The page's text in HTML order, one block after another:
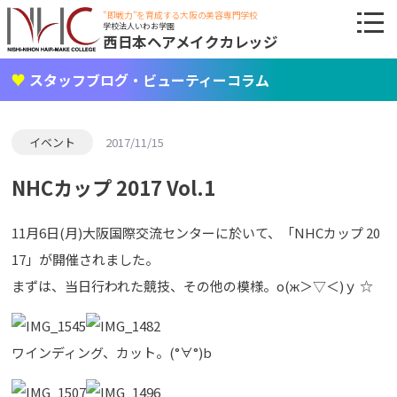
"即戦力"を育成する大阪の美容専門学校
学校法人いわお学園
西日本ヘアメイクカレッジ
スタッフブログ・ビューティーコラム
イベント 2017/11/15
NHCカップ 2017 Vol.1
11月6日(月)大阪国際交流センターに於いて、「NHCカップ 20
17」が開催されました。
まずは、当日行われた競技、その他の模様。о(ж＞▽＜)ｙ ☆
ワインディング、カット。(°∀°)b